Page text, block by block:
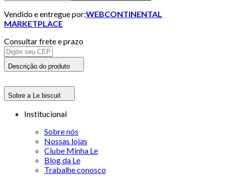
Vendido e entregue por:WEBCONTINENTAL
MARKETPLACE
Consultar frete e prazo
Descrição do produto
Sobre a Le biscuit
Institucional
Sobre nós
Nossas lojas
Clube Minha Le
Blog da Le
Trabalhe conosco